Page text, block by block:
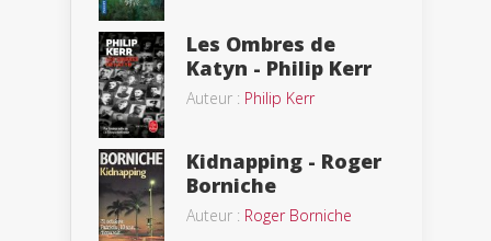
Les Ombres de
Katyn - Philip Kerr
Auteur : Philip Kerr
Kidnapping - Roger
Borniche
Auteur : Roger Borniche